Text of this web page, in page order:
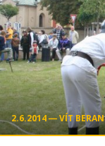
2.6.2014 ― VÍT BERAN